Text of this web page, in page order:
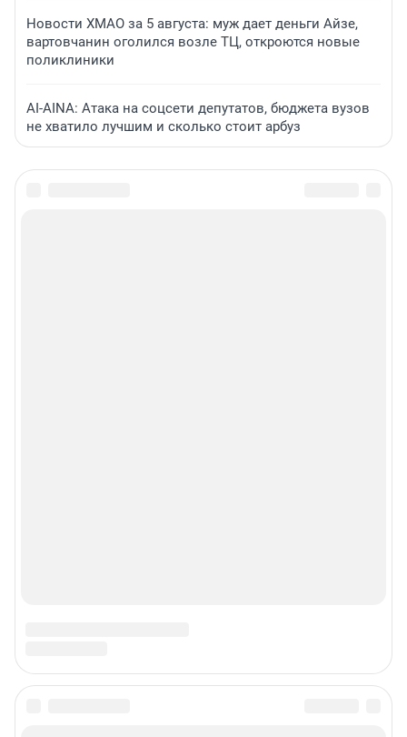
Новости ХМАО за 5 августа: муж дает деньги Айзе,
вартовчанин оголился возле ТЦ, откроются новые
поликлиники
AI-AINA: Атака на соцсети депутатов, бюджета вузов
не хватило лучшим и сколько стоит арбуз